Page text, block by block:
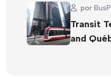
por
Transit
and